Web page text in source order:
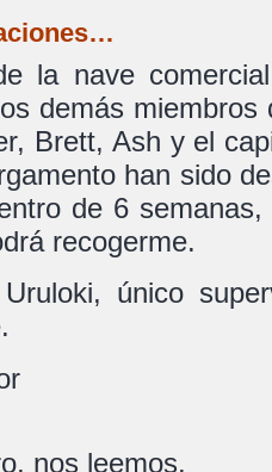
la nave
demás miembros
Brett, Ash y el
han sido
de 6
recogerme.
único
nos leemos.